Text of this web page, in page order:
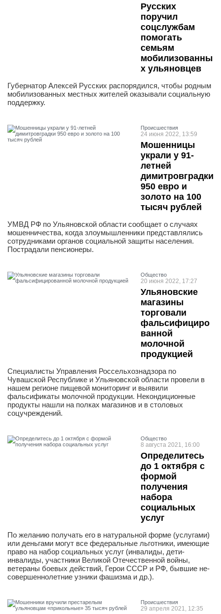
Русских
поручил
соцслужбам
помогать
семьям
мобилизованны
х ульяновцев
Губернатор Алексей Русских распорядился, чтобы родным
мобилизованных местных жителей оказывали социальную
поддержку.
Проиcшествия
24 июня 2022, 13:59
Мошенницы
украли у 91-
летней
димитровградки
950 евро и
золото на 100
тысяч рублей
УМВД РФ по Ульяновской области сообщает о случаях
мошенничества, когда злоумышленники представлялись
сотрудниками органов социальной защиты населения.
Пострадали пенсионеры.
Общество
20 июня 2022, 17:27
Ульяновские
магазины
торговали
фальсифициро
ванной
молочной
продукцией
Специалисты Управления Россельхознадзора по
Чувашской Республике и Ульяновской области провели в
нашем регионе пищевой мониторинг и выявили
фальсификаты молочной продукции. Некондиционные
продукты нашли на полках магазинов и в столовых
соцучреждений.
Общество
8 августа 2021, 16:00
Определитесь
до 1 октября с
формой
получения
набора
социальных
услуг
По желанию получать его в натуральной форме (услугами)
или деньгами могут все федеральные льготники, имеющие
право на набор социальных услуг (инвалиды, дети-
инвалиды, участники Великой Отечественной войны,
ветераны боевых действий, Герои СССР и РФ, бывшие не-
совершеннолетние узники фашизма и др.).
Проиcшествия
29 апреля 2021, 12:35